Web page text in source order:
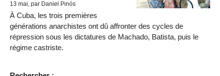
13 mai, par Daniel Pinós
À Cuba, les trois premières
générations anarchistes ont dû affronter des cycles de
répression sous les dictatures de Machado, Batista, puis le
régime castriste.